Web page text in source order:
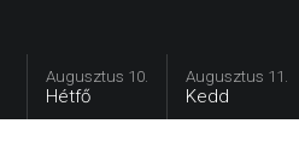
Augusztus 10.
Hétfő
Augusztus 11.
Kedd